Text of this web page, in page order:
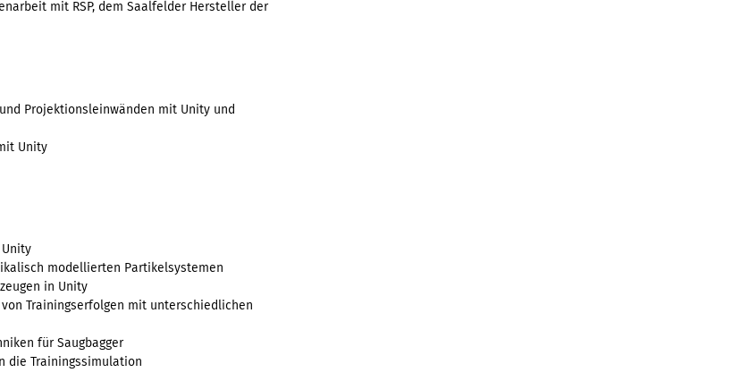
mit RSP, dem Saalfelder Hersteller der
Projektionsleinwänden mit Unity und
Unity
modellierten Partikelsystemen
in Unity
Trainingserfolgen mit unterschiedlichen
für Saugbagger
die Trainingssimulation